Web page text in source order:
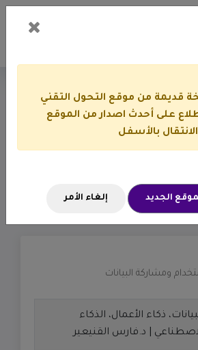
ذكاء الأعمال، الذكاء
| د.فارس القنيعير
الذكاء الاصطناعي | د.فارس القنيعير
ومشاركة البيانات
ذكاء الأعمال، الذكاء
| د.فارس القنيعير
قديمة من موقع التحول التقني
على أحدث اصدار من الموقع
بالأسفل
الجديد إلغاء الأمر